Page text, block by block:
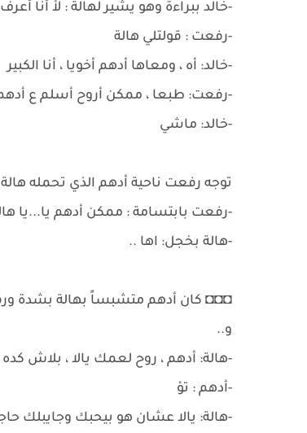
-خالد ببراءة وهو يشير لهالة : لأ أنا
-رفعت : قولتلي هالة
-خالد: أه ، ومعاها أدهم أخويا ، أنا الكبير
-رفعت: طبعا ، ممكن أروح أسلم ع
-خالد: ماشي
توجه رفعت ناحية أدهم الذي تحمله
-رفعت بابتسامة : ممكن أدهم يا...يا
-هالة بخجل: اها ..
◘◘◘ كان أدهم متشبساً بهالة بشدة
و..
-هالة: أدهم ، روح لعمك يالا ، بلاش كده
-أدهم : تؤ
-هالة: يالا عشان هو بيحبك وجايبلك